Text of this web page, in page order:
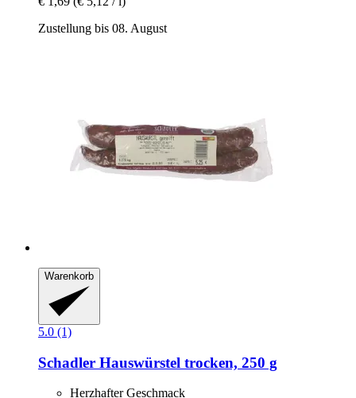
Zustellung bis 08. August
Warenkorb
5.0 (1)
Schadler Hauswürstel trocken, 250 g
Herzhafter Geschmack